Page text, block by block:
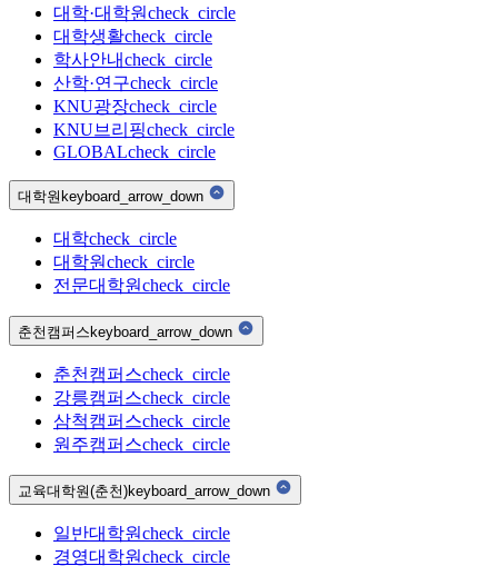
대학·대학원check_circle
대학생활check_circle
학사안내check_circle
산학·연구check_circle
KNU광장check_circle
KNU브리핑check_circle
GLOBALcheck_circle
대학원keyboard_arrow_down
대학check_circle
대학원check_circle
전문대학원check_circle
춘천캠퍼스keyboard_arrow_down
춘천캠퍼스check_circle
강릉캠퍼스check_circle
삼척캠퍼스check_circle
원주캠퍼스check_circle
교육대학원(춘천)keyboard_arrow_down
일반대학원check_circle
경영대학원check_circle